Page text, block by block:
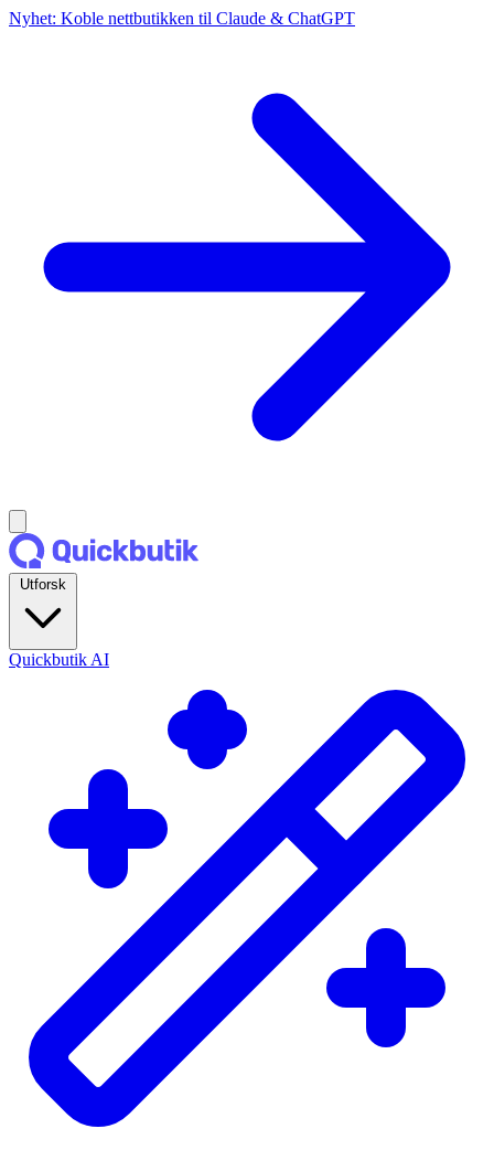
Nyhet: Koble nettbutikken til Claude & ChatGPT
Quickbutik AI